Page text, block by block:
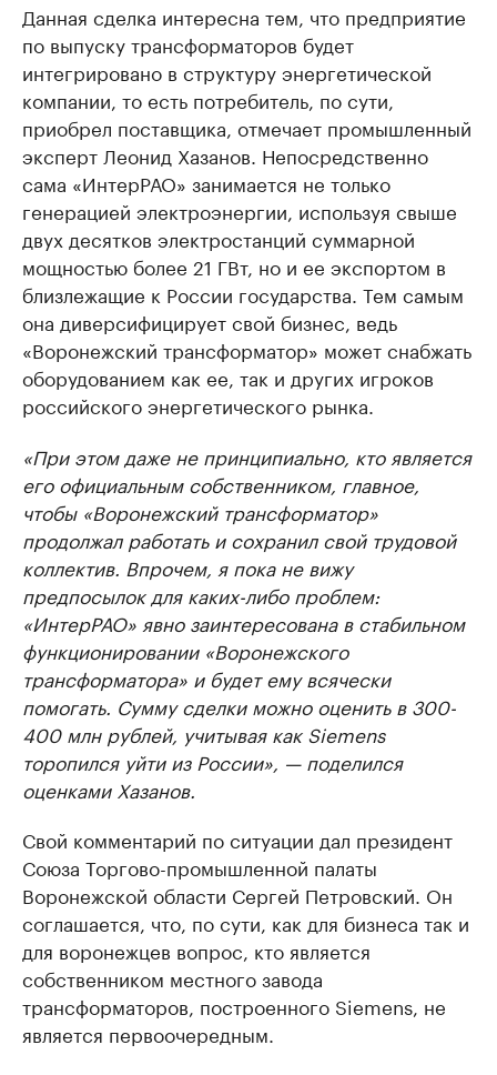
Данная сделка интересна тем, что предприятие
по выпуску трансформаторов будет
интегрировано в структуру энергетической
компании, то есть потребитель, по сути,
приобрел поставщика, отмечает промышленный
эксперт Леонид Хазанов. Непосредственно
сама «ИнтерРАО» занимается не только
генерацией электроэнергии, используя свыше
двух десятков электростанций суммарной
мощностью более 21 ГВт, но и ее экспортом в
близлежащие к России государства. Тем самым
она диверсифицирует свой бизнес, ведь
«Воронежский трансформатор» может снабжать
оборудованием как ее, так и других игроков
российского энергетического рынка.
«При этом даже не принципиально, кто является
его официальным собственником, главное,
чтобы «Воронежский трансформатор»
продолжал работать и сохранил свой трудовой
коллектив. Впрочем, я пока не вижу
предпосылок для каких-либо проблем:
«ИнтерРАО» явно заинтересована в стабильном
функционировании «Воронежского
трансформатора» и будет ему всячески
помогать. Сумму сделки можно оценить в 300-
400 млн рублей, учитывая как Siemens
торопился уйти из России», — поделился
оценками Хазанов.
Свой комментарий по ситуации дал президент
Союза Торгово-промышленной палаты
Воронежской области Сергей Петровский. Он
соглашается, что, по сути, как для бизнеса так и
для воронежцев вопрос, кто является
собственником местного завода
трансформаторов, построенного Siemens, не
является первоочередным.